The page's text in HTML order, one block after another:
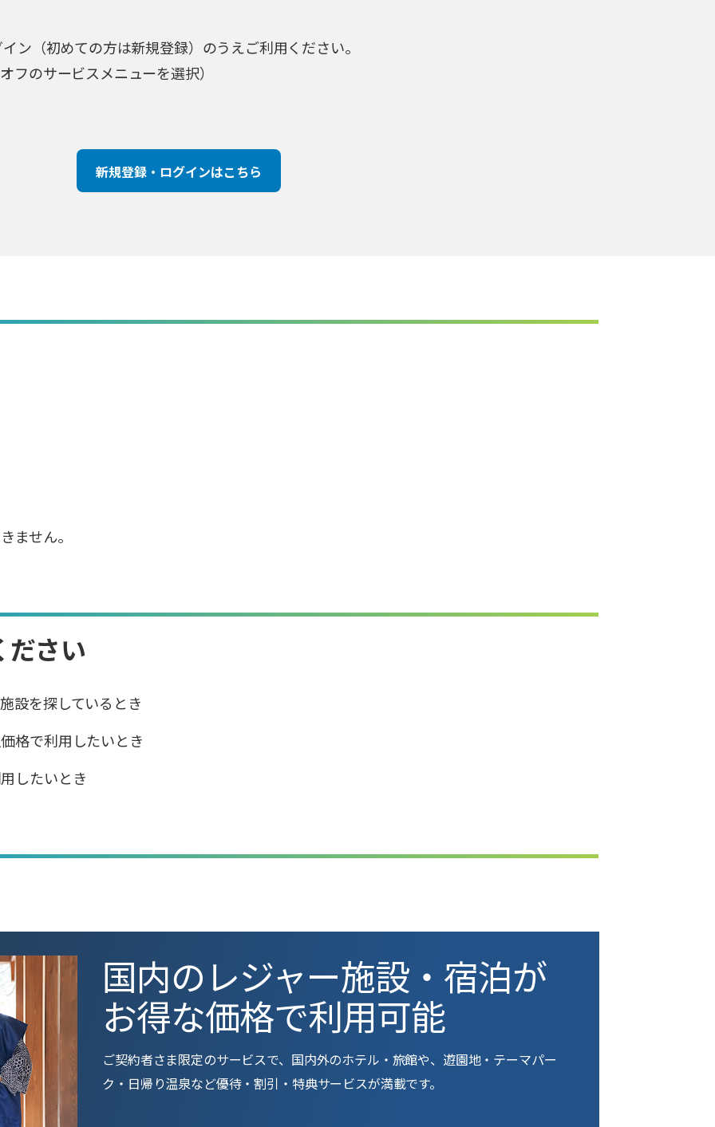
ン（初めての方は新規登録）のうえご利用ください。
フのサービスメニューを選択）
新規登録・ログインはこちら
ません。
ださい
設を探しているとき
格で利用したいとき
したいとき
国内のレジャー施設・宿泊が
お得な価格で利用可能
ご契約者さま限定のサービスで、国内外のホテル・旅館や、遊園地・テーマパー
ク・⽇帰り温泉など優待・割引・特典サービスが満載です。